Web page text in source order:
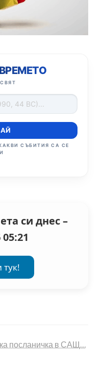
СЪБИТИЯ СА СЕ
си днес –
посланичка в САЩ…